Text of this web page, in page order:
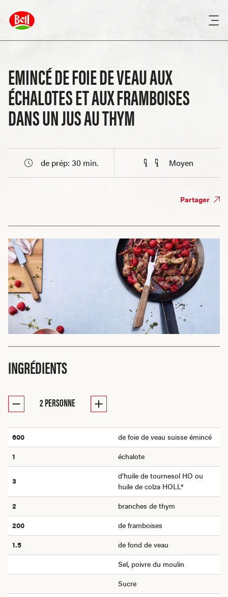
EMINCÉ DE FOIE DE VEAU AUX
ÉCHALOTES ET AUX FRAMBOISES
DANS UN JUS AU THYM
de prép: 30 min. Moyen
Partager
INGRÉDIENTS
2PERSONNE
600
de foie de veau suisse émincé
1
échalote
3
d’huile de tournesol HO ou
huile de colza HOLL*
2
branches de thym
200
de framboises
1.5
de fond de veau
Sel, poivre du moulin
Sucre